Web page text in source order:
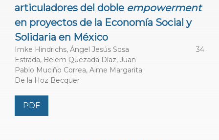
Comité Científico Internacional
Dr. Pablo Alabarces, Universidad de Buenos Aires,
Investigador Principal del CONICET, Argentina
Dra. Angela Arruda,
Janeiro (UFRJ)
articuladores del doble empowerment
en proyectos de la Economía Social y
Solidaria en México
Imke Hindrichs, Ángel Jesús Sosa
Estrada, Belem Quezada Díaz, Juan
Pablo Muciño Correa, Aime Margarita
De la Hoz Becquer
34
PDF